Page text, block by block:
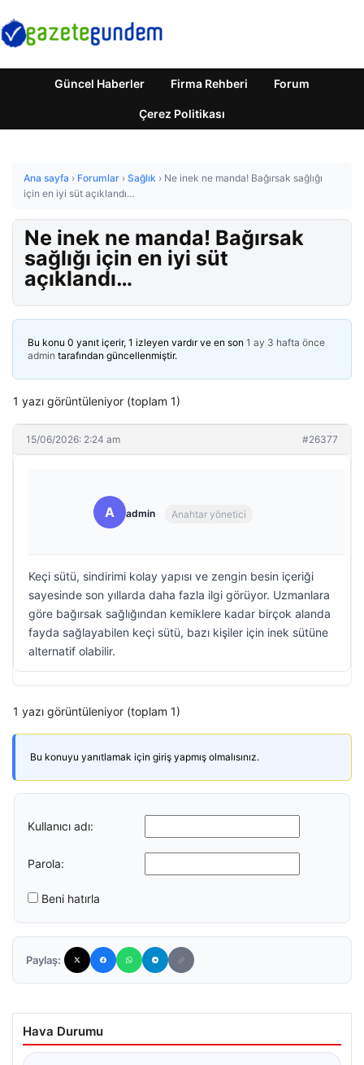
Güncel Haberler Firma Rehberi Forum
Çerez Politikası
Ana sayfa › Forumlar › Sağlık › Ne inek ne manda! Bağırsak sağlığı
için en iyi süt açıklandı…
Ne inek ne manda! Bağırsak
sağlığı için en iyi süt
açıklandı…
Bu konu 0 yanıt içerir, 1 izleyen vardır ve en son 1 ay 3 hafta önce
admin tarafından güncellenmiştir.
1 yazı görüntüleniyor (toplam 1)
15/06/2026: 2:24 am #26377
A admin Anahtar yönetici
Keçi sütü, sindirimi kolay yapısı ve zengin besin içeriği
sayesinde son yıllarda daha fazla ilgi görüyor. Uzmanlara
göre bağırsak sağlığından kemiklere kadar birçok alanda
fayda sağlayabilen keçi sütü, bazı kişiler için inek sütüne
alternatif olabilir.
1 yazı görüntüleniyor (toplam 1)
Bu konuyu yanıtlamak için giriş yapmış olmalısınız.
Kullanıcı adı:
Parola:
Beni hatırla
Paylaş:
Hava Durumu